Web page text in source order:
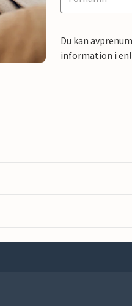
Du kan
information i